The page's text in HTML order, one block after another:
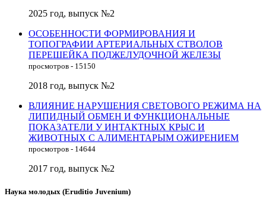
2025 год, выпуск №2
ОСОБЕННОСТИ ФОРМИРОВАНИЯ И
ТОПОГРАФИИ АРТЕРИАЛЬНЫХ СТВОЛОВ
ПЕРЕШЕЙКА ПОДЖЕЛУДОЧНОЙ ЖЕЛЕЗЫ
просмотров - 15150
2018 год, выпуск №2
ВЛИЯНИЕ НАРУШЕНИЯ СВЕТОВОГО РЕЖИМА НА
ЛИПИДНЫЙ ОБМЕН И ФУНКЦИОНАЛЬНЫЕ
ПОКАЗАТЕЛИ У ИНТАКТНЫХ КРЫС И
ЖИВОТНЫХ С АЛИМЕНТАРЫМ ОЖИРЕНИЕМ
просмотров - 14644
2017 год, выпуск №2
Наука молодых (Eruditio Juvenium)